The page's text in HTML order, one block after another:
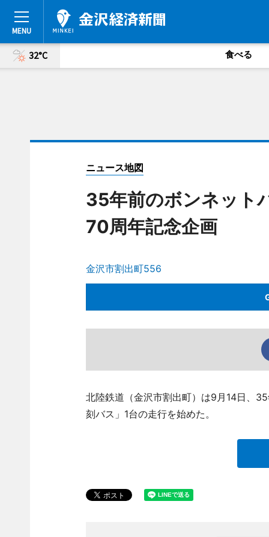
32°C 食べる
ニュース地図
35年前のボンネット
70周年記念企画
金沢市割出町556
北陸鉄道（金沢市割出町）は9月14日、
刻バス」1台の走行を始めた。